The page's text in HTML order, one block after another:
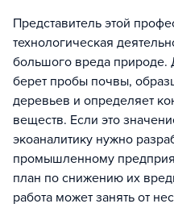
Представитель этой
технологическая
большого вреда природе.
берет пробы почвы,
деревьев и определяет
веществ. Если это
экоаналитику нужно
промышленному
план по снижению их
работа может занять от